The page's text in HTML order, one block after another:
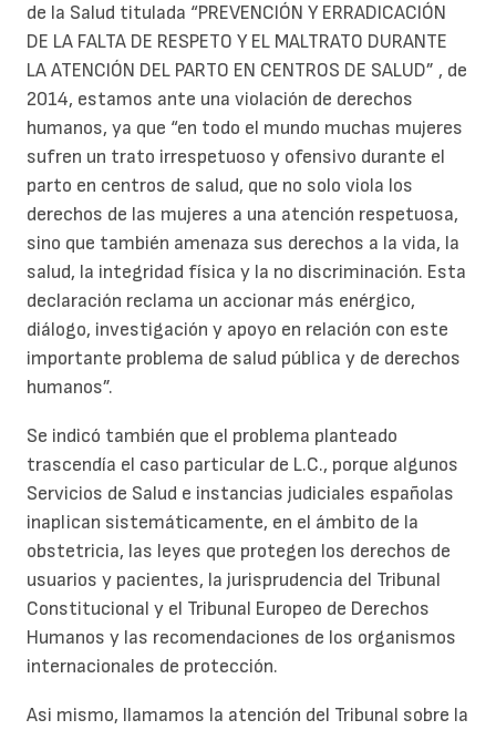
de la Salud titulada “PREVENCIÓN Y ERRADICACIÓN
DE LA FALTA DE RESPETO Y EL MALTRATO DURANTE
LA ATENCIÓN DEL PARTO EN CENTROS DE SALUD” , de
2014, estamos ante una violación de derechos
humanos, ya que “en todo el mundo muchas mujeres
sufren un trato irrespetuoso y ofensivo durante el
parto en centros de salud, que no solo viola los
derechos de las mujeres a una atención respetuosa,
sino que también amenaza sus derechos a la vida, la
salud, la integridad física y la no discriminación. Esta
declaración reclama un accionar más enérgico,
diálogo, investigación y apoyo en relación con este
importante problema de salud pública y de derechos
humanos”.
Se indicó también que el problema planteado
trascendía el caso particular de L.C., porque algunos
Servicios de Salud e instancias judiciales españolas
inaplican sistemáticamente, en el ámbito de la
obstetricia, las leyes que protegen los derechos de
usuarios y pacientes, la jurisprudencia del Tribunal
Constitucional y el Tribunal Europeo de Derechos
Humanos y las recomendaciones de los organismos
internacionales de protección.
Asi mismo, llamamos la atención del Tribunal sobre la